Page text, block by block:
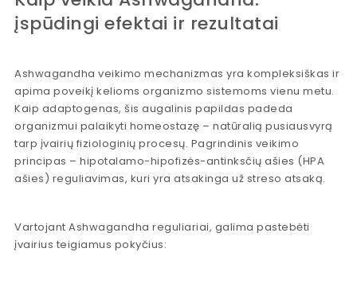
įspūdingi efektai ir rezultatai
Ashwagandha veikimo mechanizmas yra kompleksiškas ir
apima poveikį kelioms organizmo sistemoms vienu metu.
Kaip adaptogenas, šis augalinis papildas padeda
organizmui palaikyti homeostazę – natūralią pusiausvyrą
tarp įvairių fiziologinių procesų. Pagrindinis veikimo
principas – hipotalamo-hipofizės-antinksčių ašies (HPA
ašies) reguliavimas, kuri yra atsakinga už streso atsaką.
Vartojant Ashwagandha reguliariai, galima pastebėti
įvairius teigiamus pokyčius: